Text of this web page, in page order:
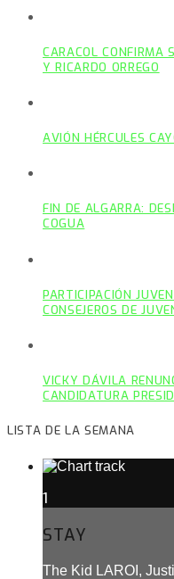
CARACOL CONFIRMA
Y RICARDO ORREGO
AVIÓN HÉRCULES
FIN DE ALGARRA:
COGUA
PARTICIPACIÓN
CONSEJEROS DE
VICKY DÁVILA
CANDIDATURA
LISTA DE LA SEMANA
1
STAY
The Kid LAROI,